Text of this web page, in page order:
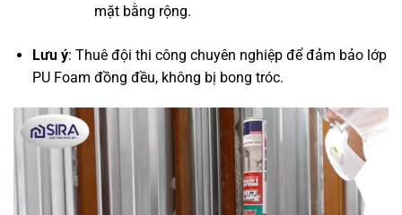
mặt bằng rộng.
Lưu ý: Thuê đội thi công chuyên nghiệp để đảm bảo lớp
PU Foam đồng đều, không bị bong tróc.